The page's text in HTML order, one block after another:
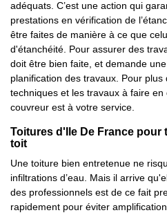
adéquats. C’est une action qui
prestations en vérification de
être faites de manière à ce que
d'étanchéité. Pour assurer des
doit être bien faite, et demande
planification des travaux. Pour
techniques et les travaux à faire
couvreur est à votre service.
Toitures d'Ile De France pour
toit
Une toiture bien entretenue ne
infiltrations d’eau. Mais il arrive
des professionnels est de ce fait
rapidement pour éviter